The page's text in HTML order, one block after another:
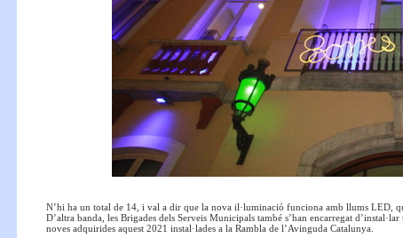
N’hi ha un total de 14, i val a dir que la nova il·luminació funciona amb llums LED,
D’altra banda, les Brigades dels Serveis Municipals també s’han encarregat
noves adquirides aquest 2021 instal·lades a la Rambla de l’Avinguda Catalunya.